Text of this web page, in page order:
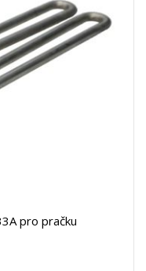
pro pračku